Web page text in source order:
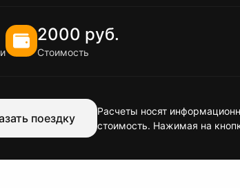
2000 руб.
Стоимость
поездку
Расчеты носят
стоимость. Нажимая на